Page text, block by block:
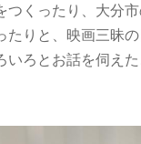
くったり、大分
りと、映画三昧
ろとお話を伺え